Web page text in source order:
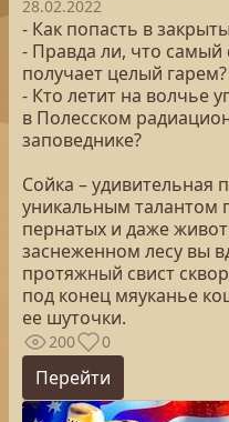
28.02.2022
- Как попасть в
- Правда ли, что
получает целый гарем?
- Кто летит на волчье
в Полесском
заповеднике?
Сойка – удивительная
уникальным талантом
пернатых и даже
заснеженном лесу вы
протяжный свист
под конец мяуканье
ее шуточки.
200 0
Перейти